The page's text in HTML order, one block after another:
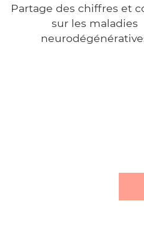
Partage des chiffres et
sur les maladies